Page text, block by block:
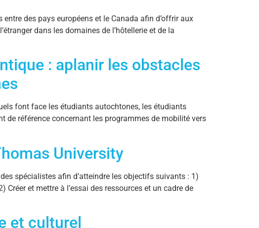
des pays européens et le Canada afin d’offrir aux
dans les domaines de l’hôtellerie et de la
: aplanir les obstacles
font face les étudiants autochtones, les étudiants
de référence concernant les programmes de mobilité vers
University
spécialistes afin d’atteindre les objectifs suivants : 1)
et mettre à l’essai des ressources et un cadre de
et culturel